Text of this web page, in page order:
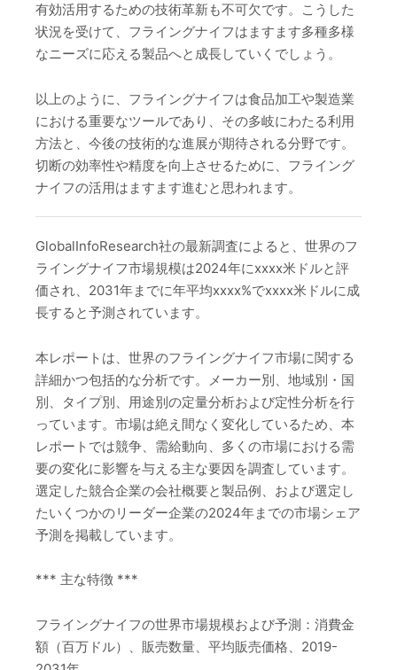
有効活用するための技術革新も不可欠です。こうした
状況を受けて、フライングナイフはますます多種多様
なニーズに応える製品へと成長していくでしょう。
以上のように、フライングナイフは食品加工や製造業
における重要なツールであり、その多岐にわたる利用
方法と、今後の技術的な進展が期待される分野です。
切断の効率性や精度を向上させるために、フライング
ナイフの活用はますます進むと思われます。
GlobalInfoResearch社の最新調査によると、世界のフ
ライングナイフ市場規模は2024年にxxxx米ドルと評
価され、2031年までに年平均xxxx%でxxxx米ドルに成
長すると予測されています。
本レポートは、世界のフライングナイフ市場に関する
詳細かつ包括的な分析です。メーカー別、地域別・国
別、タイプ別、用途別の定量分析および定性分析を行
っています。市場は絶え間なく変化しているため、本
レポートでは競争、需給動向、多くの市場における需
要の変化に影響を与える主な要因を調査しています。
選定した競合企業の会社概要と製品例、および選定し
たいくつかのリーダー企業の2024年までの市場シェア
予測を掲載しています。
*** 主な特徴 ***
フライングナイフの世界市場規模および予測：消費金
額（百万ドル）、販売数量、平均販売価格、2019-